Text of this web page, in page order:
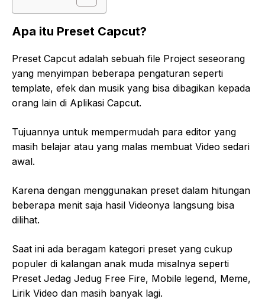
Apa itu Preset Capcut?
Preset Capcut adalah sebuah file Project seseorang
yang menyimpan beberapa pengaturan seperti
template, efek dan musik yang bisa dibagikan kepada
orang lain di Aplikasi Capcut.
Tujuannya untuk mempermudah para editor yang
masih belajar atau yang malas membuat Video sedari
awal.
Karena dengan menggunakan preset dalam hitungan
beberapa menit saja hasil Videonya langsung bisa
dilihat.
Saat ini ada beragam kategori preset yang cukup
populer di kalangan anak muda misalnya seperti
Preset Jedag Jedug Free Fire, Mobile legend, Meme,
Lirik Video dan masih banyak lagi.